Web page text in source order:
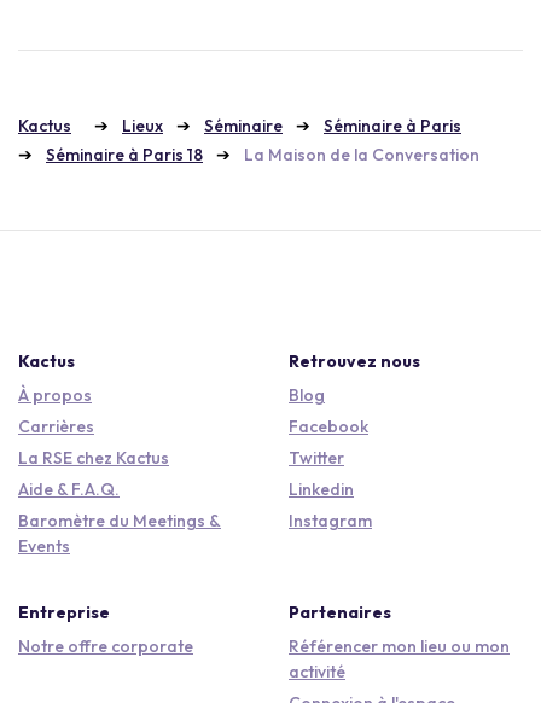
Kactus Lieux Séminaire
Séminaire à Paris
Séminaire à Paris 18
La Maison de la Conversation
Kactus
À propos
Carrières
La RSE chez Kactus
Aide & F.A.Q.
Baromètre du Meetings &
Events
Retrouvez nous
Blog
Facebook
Twitter
Linkedin
Instagram
Entreprise
Notre offre corporate
Partenaires
Référencer mon lieu ou mon
activité